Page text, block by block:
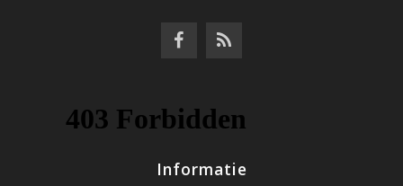
Informatie